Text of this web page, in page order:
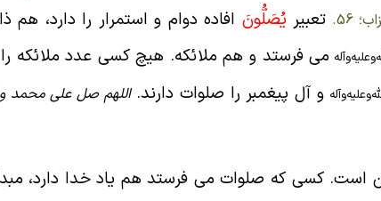
56. تعبیريُصَلُّونَ افاده دوام و استمرار را دارد،
می فرستد و هم ملائکه. هیچ کسی عدد ملائکه را
و آل پیغمبر را صلوات دارند.اللهم صل علی محمد
است. کسی که صلوات می فرستد هم یاد خدا دارد،